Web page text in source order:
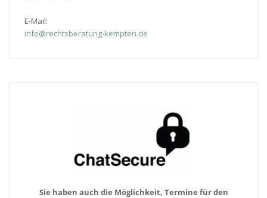
E-Mail:
info@rechtsberatung-kempten.de
Sie haben auch die Möglichkeit, Termine für den